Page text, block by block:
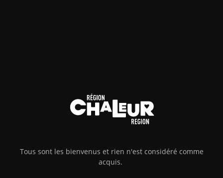
Tous sont les bienvenus et rien n'est considéré comme
acquis.